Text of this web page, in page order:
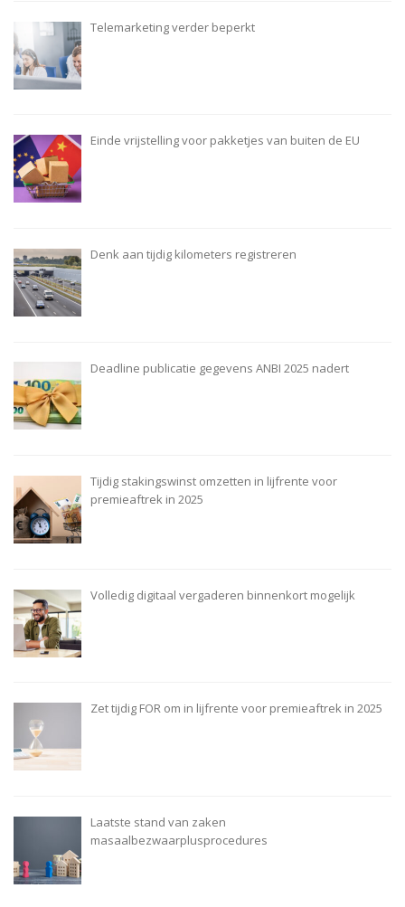
Telemarketing verder beperkt
Einde vrijstelling voor pakketjes van buiten de EU
Denk aan tijdig kilometers registreren
Deadline publicatie gegevens ANBI 2025 nadert
Tijdig stakingswinst omzetten in lijfrente voor
premieaftrek in 2025
Volledig digitaal vergaderen binnenkort mogelijk
Zet tijdig FOR om in lijfrente voor premieaftrek in 2025
Laatste stand van zaken
masaalbezwaarplusprocedures